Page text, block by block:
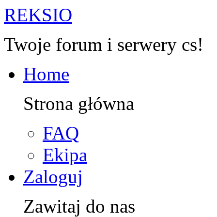
REKSIO
Twoje forum i serwery cs!
Home
Strona główna
FAQ
Ekipa
Zaloguj
Zawitaj do nas